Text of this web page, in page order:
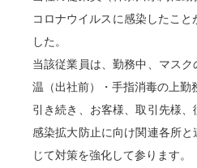
コロナウイルスに感染したこ
した。
当該従業員は、勤務中、マス
温（出社前）・手指消毒の上勤
引き続き、お客様、取引先様、
感染拡大防止に向け関連各所
じて対策を強化して参ります。